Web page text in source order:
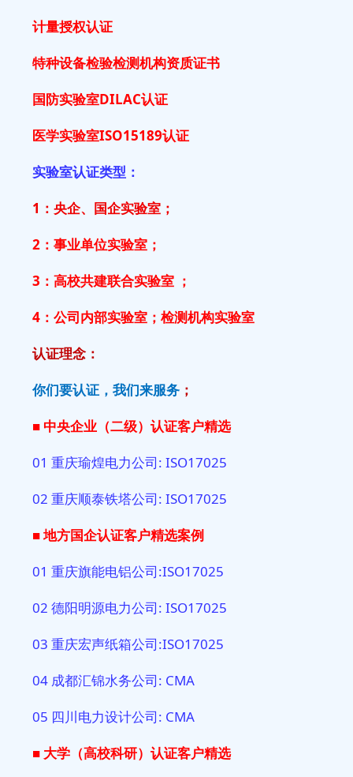
计量授权认证
特种设备检验检测机构资质证书
国防实验室DILAC认证
医学实验室ISO15189认证
实验室认证类型：
1：央企、国企实验室；
2：事业单位实验室；
3：高校共建联合实验室 ；
4：公司内部实验室；检测机构实验室
认证理念：
你们要认证，我们来服务 ；
■ 中央企业（二级）认证客户精选
01 重庆瑜煌电力公司: ISO17025
02 重庆顺泰铁塔公司: ISO17025
■ 地方国企认证客户精选案例
01 重庆旗能电铝公司:ISO17025
02 德阳明源电力公司: ISO17025
03 重庆宏声纸箱公司:ISO17025
04 成都汇锦水务公司: CMA
05 四川电力设计公司: CMA
■ 大学（高校科研）认证客户精选